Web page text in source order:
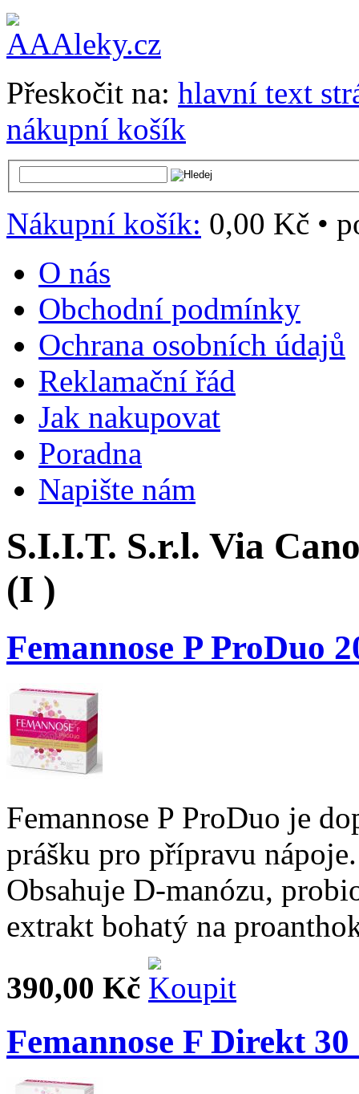
Přeskočit na: hlavní text
nákupní košík
Nákupní košík: 0,00 Kč •
O nás
Obchodní podmínky
Ochrana osobních údajů
Reklamační řád
Jak nakupovat
Poradna
Napište nám
S.I.I.T. S.r.l. Via
(I )
Femannose P ProDuo
Femannose P ProDuo je
prášku pro přípravu
Obsahuje D-manózu,
extrakt bohatý na
390,00 Kč
Femannose F Direkt 30